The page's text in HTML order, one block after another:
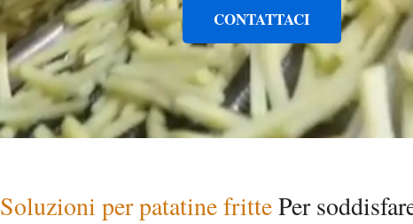
CONTATTACI
Soluzioni per patatine frittePer